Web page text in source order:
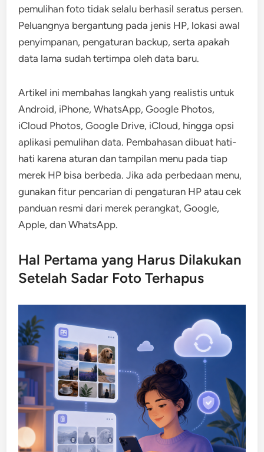
pemulihan foto tidak selalu berhasil seratus persen.
Peluangnya bergantung pada jenis HP, lokasi awal
penyimpanan, pengaturan backup, serta apakah
data lama sudah tertimpa oleh data baru.
Artikel ini membahas langkah yang realistis untuk
Android, iPhone, WhatsApp, Google Photos,
iCloud Photos, Google Drive, iCloud, hingga opsi
aplikasi pemulihan data. Pembahasan dibuat hati-
hati karena aturan dan tampilan menu pada tiap
merek HP bisa berbeda. Jika ada perbedaan menu,
gunakan fitur pencarian di pengaturan HP atau cek
panduan resmi dari merek perangkat, Google,
Apple, dan WhatsApp.
Hal Pertama yang Harus Dilakukan
Setelah Sadar Foto Terhapus